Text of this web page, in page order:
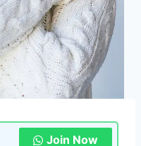
Join Now